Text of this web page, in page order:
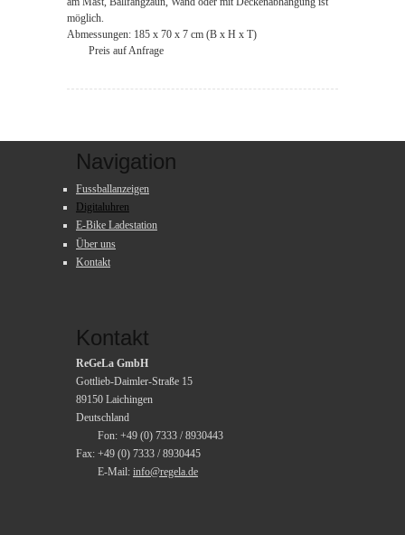
möglich.
Abmessungen: 185 x 70 x 7 cm (B x H x T)
Preis auf Anfrage
Navigation
Fussballanzeigen
Digitaluhren
E-Bike Ladestation
Über uns
Kontakt
Kontakt
ReGeLa GmbH
Gottlieb-Daimler-Straße 15
89150 Laichingen
Deutschland
Fon: +49 (0) 7333 / 8930443
Fax: +49 (0) 7333 / 8930445
E-Mail: info@regela.de